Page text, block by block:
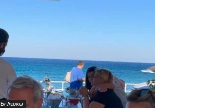
Εν Λευκω